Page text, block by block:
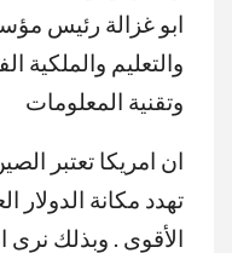
ابو غزالة رئيس
والتعليم والملكية
وتقنية المعلومات
ان امريكا تعتبر
تهدد مكانة الدولار
الأقوى . وبذلك نرى